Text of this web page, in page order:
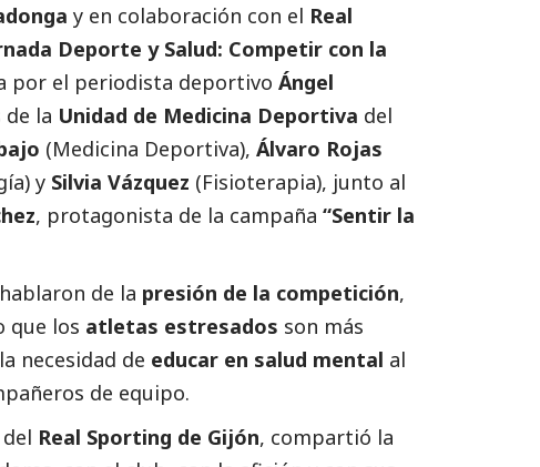
y en colaboración con el Real
Deporte y Salud: Competir con la
por el periodista deportivo Ángel
la Unidad de Medicina Deportiva del
(Medicina Deportiva), Álvaro Rojas
y Silvia Vázquez (Fisioterapia), junto al
, protagonista de la campaña “Sentir la
de la presión de la competición,
que los atletas estresados son más
necesidad de educar en salud mental al
de equipo.
Real Sporting de Gijón, compartió la